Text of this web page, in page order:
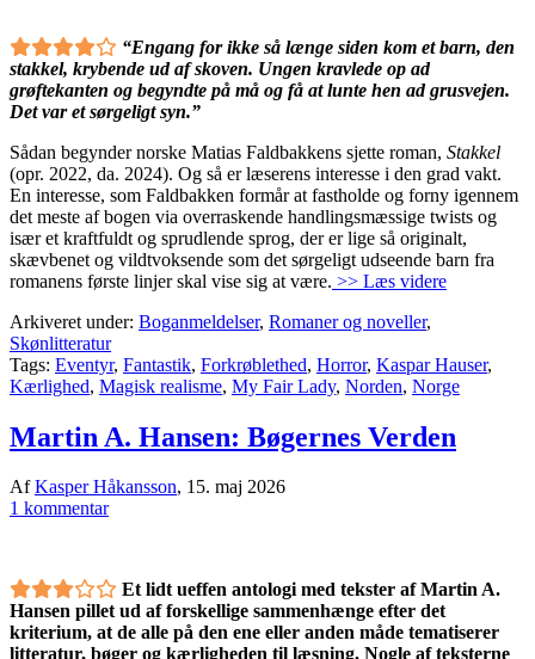
“Engang for ikke så længe siden kom et barn, den
stakkel, krybende ud af skoven. Ungen kravlede op ad
grøftekanten og begyndte på må og få at lunte hen ad grusvejen.
Det var et sørgeligt syn.”
Sådan begynder norske Matias Faldbakkens sjette roman, Stakkel
(opr. 2022, da. 2024). Og så er læserens interesse i den grad vakt.
En interesse, som Faldbakken formår at fastholde og forny igennem
det meste af bogen via overraskende handlingsmæssige twists og
især et kraftfuldt og sprudlende sprog, der er lige så originalt,
skævbenet og vildtvoksende som det sørgeligt udseende barn fra
romanens første linjer skal vise sig at være. >> Læs videre
Arkiveret under: Boganmeldelser, Romaner og noveller,
Skønlitteratur
Tags: Eventyr, Fantastik, Forkrøblethed, Horror, Kaspar Hauser,
Kærlighed, Magisk realisme, My Fair Lady, Norden, Norge
Martin A. Hansen: Bøgernes Verden
AfKasper Håkansson, 15. maj 2026
1 kommentar
Et lidt ueffen antologi med tekster af Martin A.
Hansen pillet ud af forskellige sammenhænge efter det
kriterium, at de alle på den ene eller anden måde tematiserer
litteratur, bøger og kærligheden til læsning. Nogle af teksterne